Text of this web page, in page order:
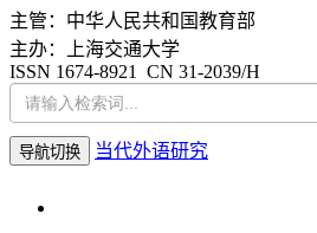
主管：中华人民共和国教育部
主办：上海交通大学
ISSN 1674-8921 CN 31-2039/H
导航切换 当代外语研究